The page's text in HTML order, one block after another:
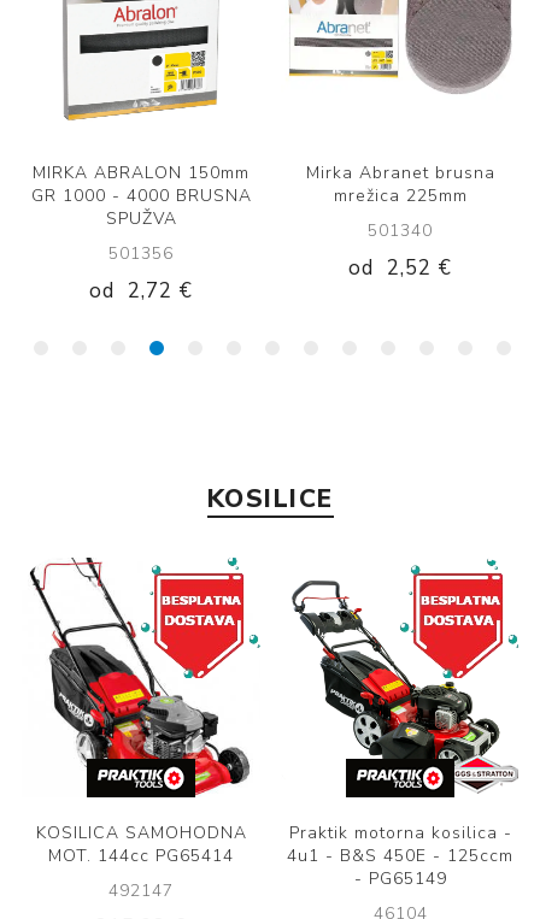
MIRKA ABRALON 150mm
GR 1000 - 4000 BRUSNA
SPUŽVA
501356
od 2,72 €
Mirka Abranet brusna
mrežica 225mm
501340
od 2,52 €
KOSILICE
KOSILICA SAMOHODNA
MOT. 144cc PG65414
492147
Praktik motorna kosilica -
4u1 - B&S 450E - 125ccm
- PG65149
46104